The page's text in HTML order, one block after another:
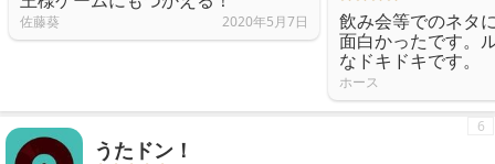
佐藤葵 2020年5月7日
飲み会等でのネタ
面白かったです。
なドキドキです。
ホース
うたドン！
6